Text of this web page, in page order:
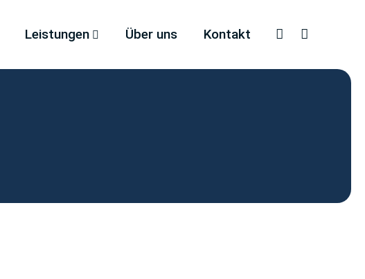
Leistungen Über uns Kontakt